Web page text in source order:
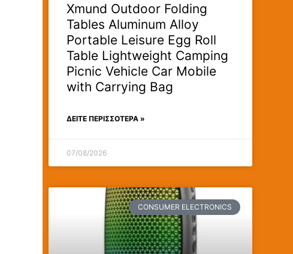
Xmund Outdoor Folding
Tables Aluminum Alloy
Portable Leisure Egg Roll
Table Lightweight Camping
Picnic Vehicle Car Mobile
with Carrying Bag
ΔΕΊΤΕ ΠΕΡΙΣΣΟΤΕΡΑ »
07/08/2026
CONSUMER ELECTRONICS